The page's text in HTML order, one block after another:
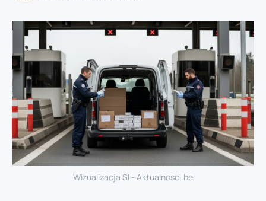
Wizualizacja SI - Aktualnosci.be